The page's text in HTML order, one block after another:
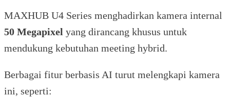
MAXHUB U4 Series menghadirkan kamera internal
50 Megapixel yang dirancang khusus untuk
mendukung kebutuhan meeting hybrid.
Berbagai fitur berbasis AI turut melengkapi kamera
ini, seperti: